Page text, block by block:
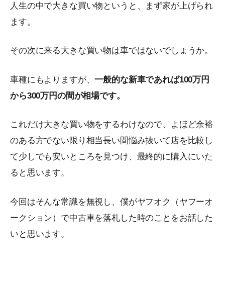
人生の中で大きな買い物というと、まず家が上げられ
ます。
その次に来る大きな買い物は車ではないでしょうか。
車種にもよりますが、一般的な新車であれば100万円
から300万円の間が相場です。
これだけ大きな買い物をするわけなので、よほど余裕
のある方でない限り相当長い間悩み抜いて店を比較し
て少しでも安いところを見つけ、最終的に購入にいた
ると思います。
今回はそんな常識を無視し、僕がヤフオク（ヤフーオ
ークション）で中古車を落札した時のことをお話した
いと思います。